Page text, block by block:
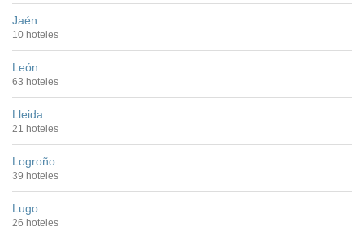
Jaén
10 hoteles
León
63 hoteles
Lleida
21 hoteles
Logroño
39 hoteles
Lugo
26 hoteles